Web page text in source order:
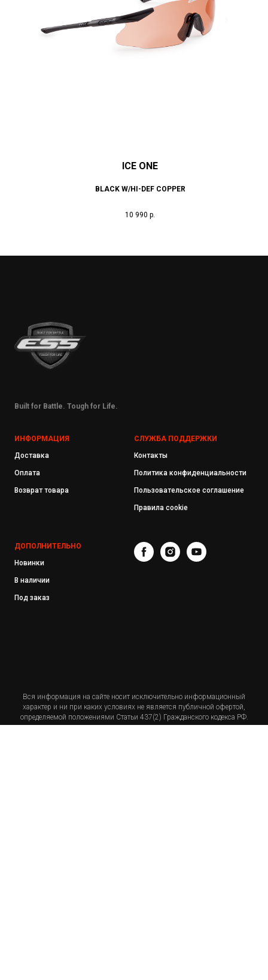
ICE ONE
BLACK W/HI-DEF COPPER
10 990 р.
Built for Battle. Tough for Life.
ИНФОРМАЦИЯ
Доставка
Оплата
Возврат товара
СЛУЖБА ПОДДЕРЖКИ
Контакты
Политика конфиденциальности
Пользовательское соглашение
Правила cookie
ДОПОЛНИТЕЛЬНО
Новинки
В наличии
Под заказ
Вся информация на сайте носит исключительно информационный
характер и ни при каких условиях не является публичной офертой,
определяемой положениями Статьи 437(2) Гражданского кодекса РФ.